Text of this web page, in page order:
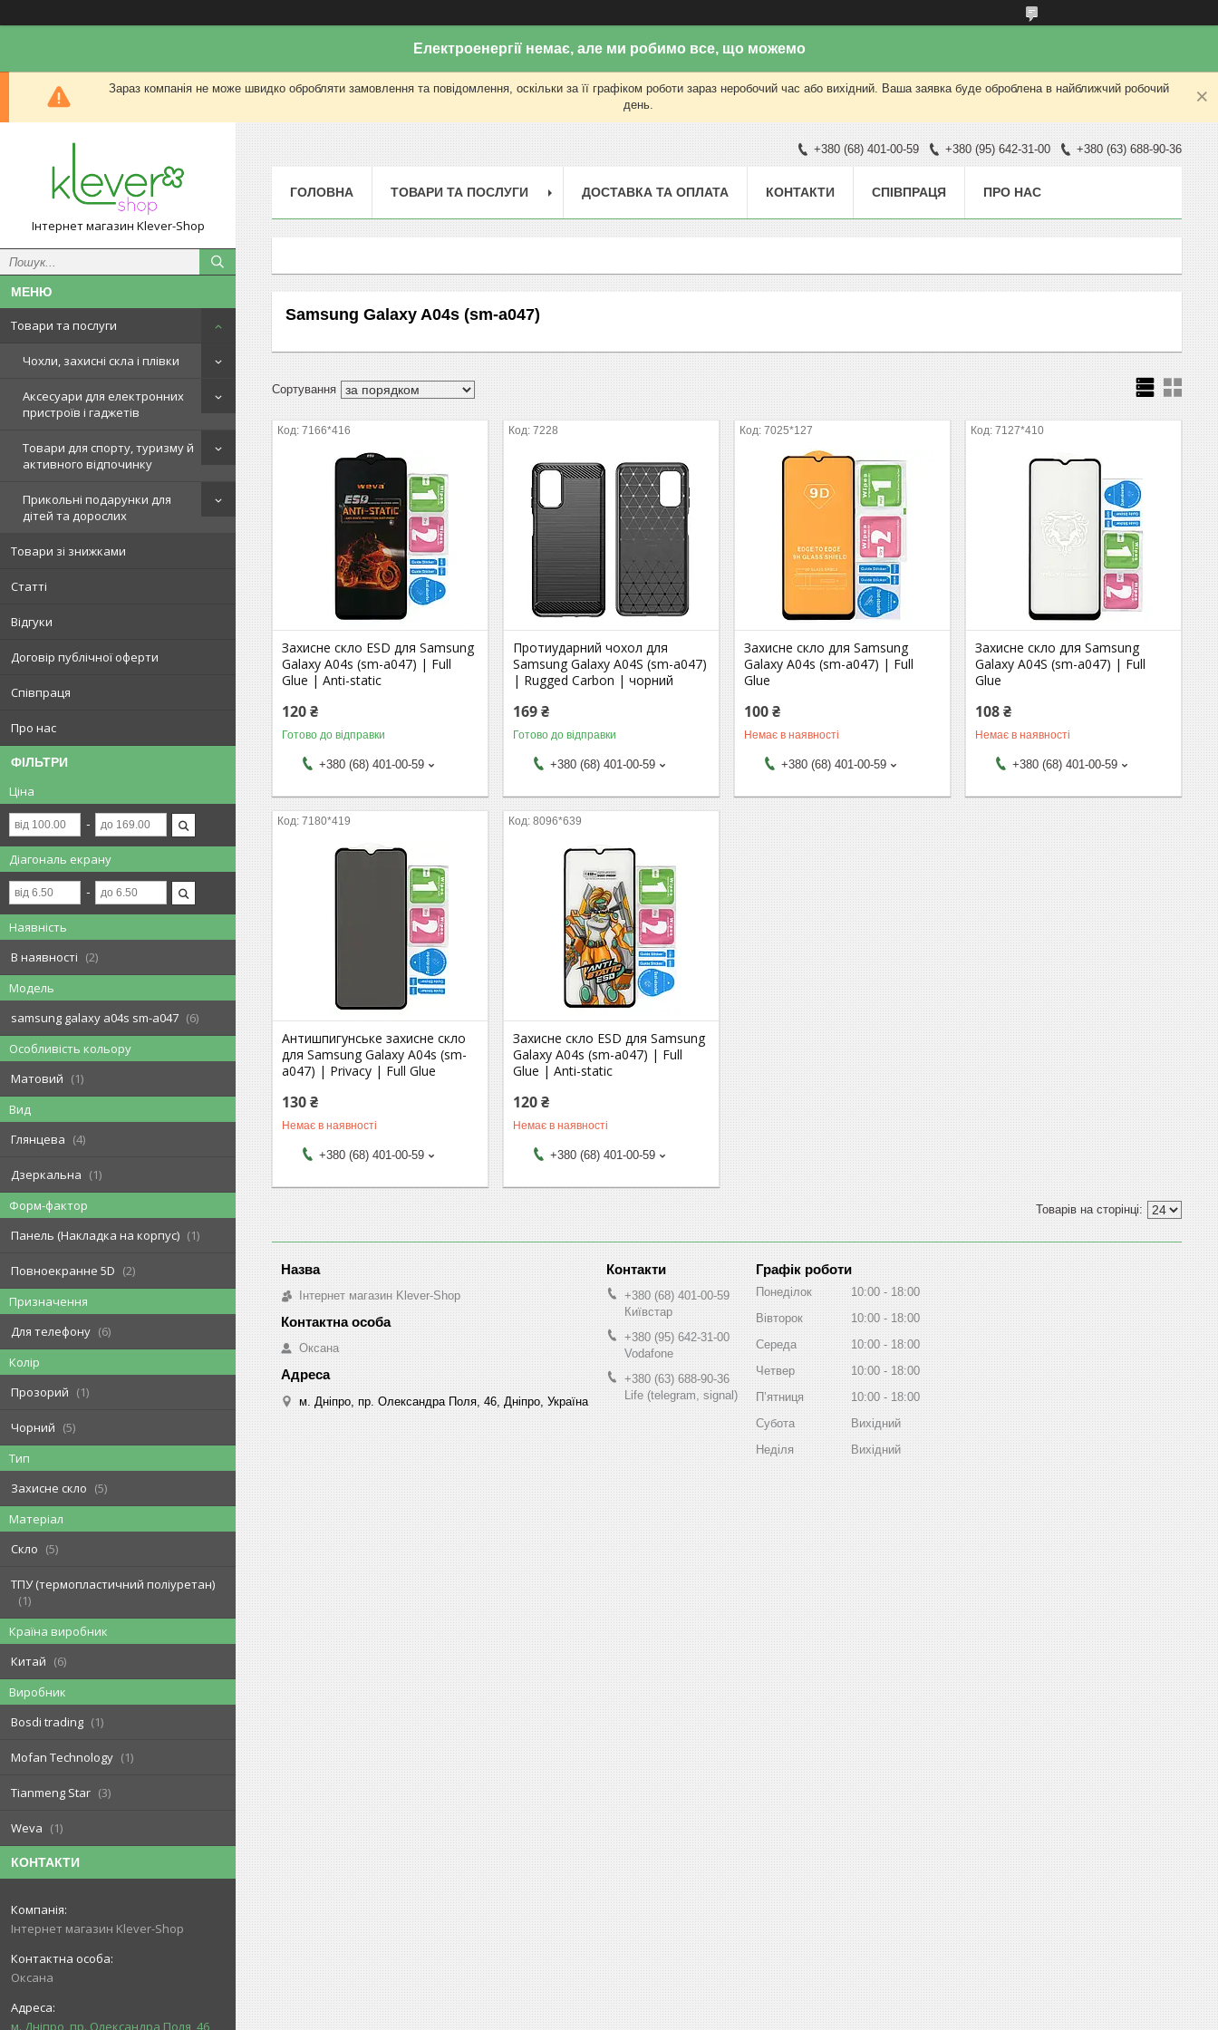
Електроенергії немає, але ми робимо все, що можемо
Зараз компанія не може швидко обробляти замовлення та повідомлення, оскільки за її графіком роботи зараз неробочий час або вихідний. Ваша заявка буде оброблена в найближчий робочий
день.
Інтернет магазин Klever-Shop
Товари та послуги
Чохли, захисні скла і плівки
Аксесуари для електронних
пристроїв і гаджетів
Товари для спорту, туризму й
активного відпочинку
Прикольні подарунки для
дітей та дорослих
Товари зі знижками
Статті
Відгуки
Договір публічної оферти
Співпраця
Про нас
ФІЛЬТРИ
Ціна
Діагональ екрану
Наявність
В наявності
2
Модель
samsung galaxy a04s sm-a047
6
Особливість кольору
Матовий
1
Вид
Глянцева
4
Дзеркальна
1
Форм-фактор
Панель (Накладка на корпус)
1
Повноекранне 5D
2
Призначення
Для телефону
6
Колір
Прозорий
1
Чорний
5
Тип
Захисне скло
5
Матеріал
Скло
5
ТПУ (термопластичний поліуретан)
1
Країна виробник
Китай
6
Виробник
Bosdi trading
1
Mofan Technology 1
Tianmeng Star 3
Weva 1
КОНТАКТИ
Інтернет магазин Klever-Shop
Оксана
м. Дніпро, пр. Олександра Поля, 46,
+380 (68) 401-00-59 +380 (95) 642-31-00 +380 (63) 688-90-36
ГОЛОВНА ТОВАРИ ТА ПОСЛУГИ ДОСТАВКА ТА ОПЛАТА КОНТАКТИ СПІВПРАЦЯ ПРО НАС
Samsung Galaxy A04s (sm-a047)
7166*416
Захисне скло ESD для Samsung
Galaxy A04s (sm-a047) | Full
Glue | Anti-static
120 ₴
Готово до відправки
+380 (68) 401-00-59
7228
Протиударний чохол для
Samsung Galaxy A04S (sm-a047)
| Rugged Carbon | чорний
169 ₴
Готово до відправки
+380 (68) 401-00-59
7025*127
Захисне скло для Samsung
Galaxy A04s (sm-a047) | Full
Glue
100 ₴
Немає в наявності
+380 (68) 401-00-59
7127*410
Захисне скло для Samsung
Galaxy A04S (sm-a047) | Full
Glue
108 ₴
Немає в наявності
+380 (68) 401-00-59
7180*419
Антишпигунське захисне скло
для Samsung Galaxy A04s (sm-
a047) | Privacy | Full Glue
130 ₴
Немає в наявності
+380 (68) 401-00-59
8096*639
Захисне скло ESD для Samsung
Galaxy A04s (sm-a047) | Full
Glue | Anti-static
120 ₴
Немає в наявності
+380 (68) 401-00-59
Інтернет магазин Klever-Shop
Оксана
м. Дніпро, пр. Олександра Поля, 46, Дніпро, Україна
+380 (68) 401-00-59
Київстар
+380 (95) 642-31-00
Vodafone
+380 (63) 688-90-36
Life (telegram, signal)
Графік роботи
Понеділок 10:00
18:00
Вівторок
10:00
18:00
Середа
10:00
18:00
Четвер
10:00
18:00
Пʼятниця
10:00
18:00
Субота
Вихідний
Неділя
Вихідний